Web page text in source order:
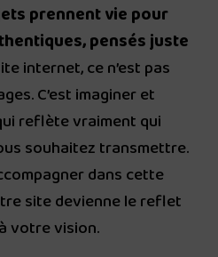
prennent vie pour
pensés juste
internet, ce n’est pas
C’est imaginer et
reflète vraiment qui
souhaitez transmettre.
dans cette
site devienne le reflet
votre vision.